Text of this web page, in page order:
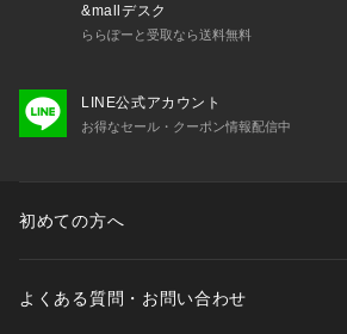
&mallデスク
ららぽーと受取なら送料無料
LINE公式アカウント
お得なセール・クーポン情報配信中
初めての方へ
よくある質問・お問い合わせ